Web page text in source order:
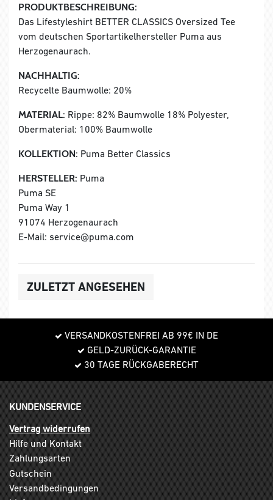
PRODUKTBESCHREIBUNG:
Das Lifestyleshirt BETTER CLASSICS Oversized Tee
vom deutschen Sportartikelhersteller Puma aus
Herzogenaurach.
NACHHALTIG:
Recycelte Baumwolle: 20%
MATERIAL: Rippe: 82% Baumwolle 18% Polyester,
Obermaterial: 100% Baumwolle
KOLLEKTION: Puma Better Classics
HERSTELLER: Puma
Puma SE
Puma Way 1
91074 Herzogenaurach
E-Mail: service@puma.com
ZULETZT ANGESEHEN
VERSANDKOSTENFREI AB 99€ IN DE
GELD-ZURÜCK-GARANTIE
30 TAGE RÜCKGABERECHT
KUNDENSERVICE
Vertrag widerrufen
Hilfe und Kontakt
Zahlungsarten
Gutschein
Versandbedingungen